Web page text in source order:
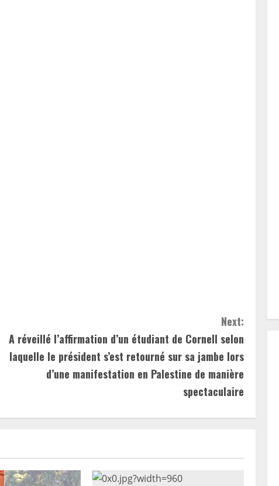
Next:
A réveillé l’affirmation d’un étudiant de Cornell selon
laquelle le président s’est retourné sur sa jambe lors
d’une manifestation en Palestine de manière
spectaculaire